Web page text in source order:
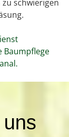
schwierigen
Baumpflege